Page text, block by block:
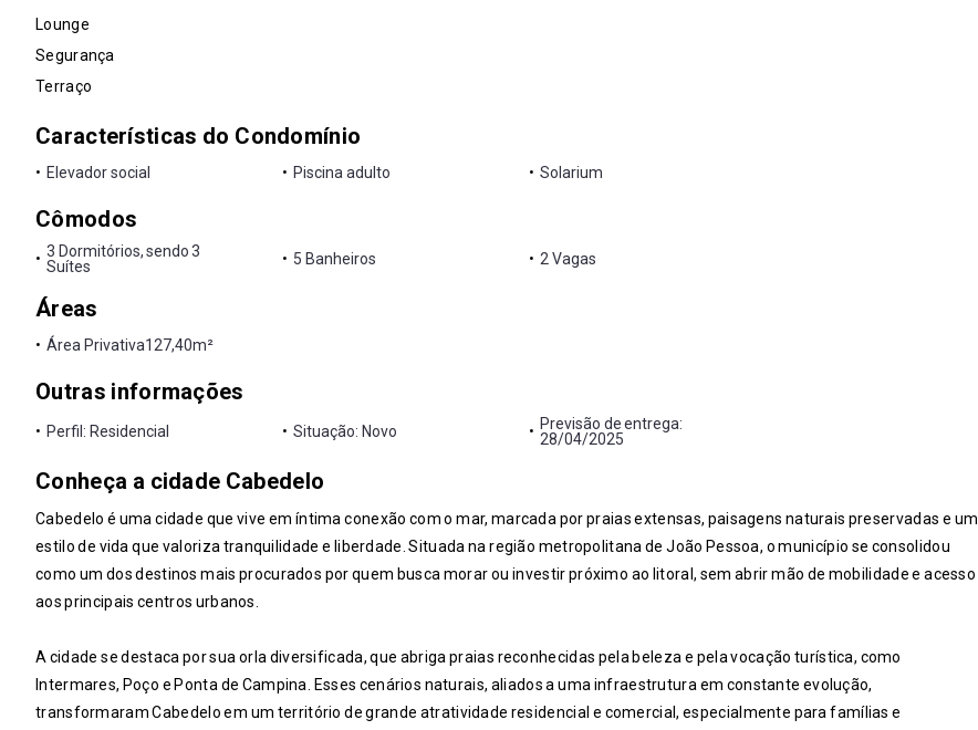
Lounge
Segurança
Terraço
Características do Condomínio
• Elevador social • Piscina adulto • Solarium
Cômodos
• 3 Dormitórios, sendo 3
Suítes
• 5 Banheiros • 2 Vagas
Áreas
• Área Privativa127,40m²
Outras informações
• Perfil: Residencial • Situação: Novo • Previsão de entrega:
28/04/2025
Conheça a cidade Cabedelo
Cabedelo é uma cidade que vive em íntima conexão com o mar, marcada por praias extensas, paisagens naturais preservadas e um
estilo de vida que valoriza tranquilidade e liberdade. Situada na região metropolitana de João Pessoa, o município se consolidou
como um dos destinos mais procurados por quem busca morar ou investir próximo ao litoral, sem abrir mão de mobilidade e acesso
aos principais centros urbanos.
A cidade se destaca por sua orla diversificada, que abriga praias reconhecidas pela beleza e pela vocação turística, como
Intermares, Poço e Ponta de Campina. Esses cenários naturais, aliados a uma infraestrutura em constante evolução,
transformaram Cabedelo em um território de grande atratividade residencial e comercial, especialmente para famílias e